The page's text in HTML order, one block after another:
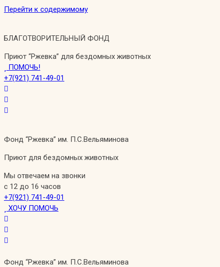
Перейти к содержимому
БЛАГОТВОРИТЕЛЬНЫЙ ФОНД
Приют “Ржевка” для бездомных животных
ПОМОЧЬ!
+7(921) 741-49-01
Фонд “Ржевка” им. П.С.Вельяминова
Приют для бездомных животных
Мы отвечаем на звонки
с 12 до 16 часов
+7(921) 741-49-01
ХОЧУ ПОМОЧЬ
Фонд “Ржевка” им. П.С.Вельяминова